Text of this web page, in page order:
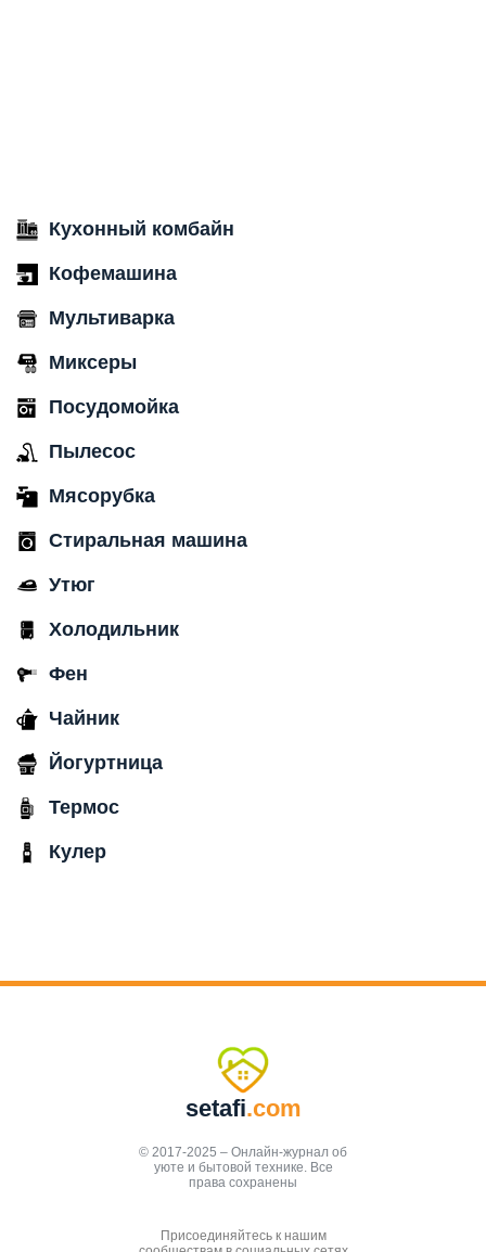
Кухонный комбайн
Кофемашина
Мультиварка
Миксеры
Посудомойка
Пылесос
Мясорубка
Стиральная машина
Утюг
Холодильник
Фен
Чайник
Йогуртница
Термос
Кулер
setafi.com
© 2017-2025 – Онлайн-журнал об
уюте и бытовой технике. Все
права сохранены
Присоединяйтесь к нашим